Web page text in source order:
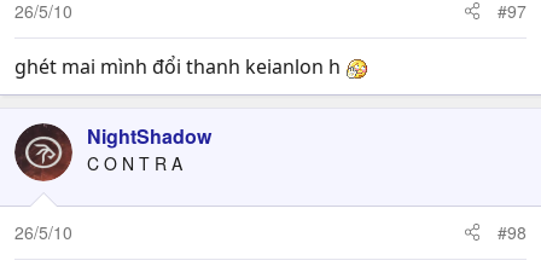
26/5/10 #97
ghét mai mình đổi thanh keianlon h
NightShadow
C O N T R A
26/5/10 #98